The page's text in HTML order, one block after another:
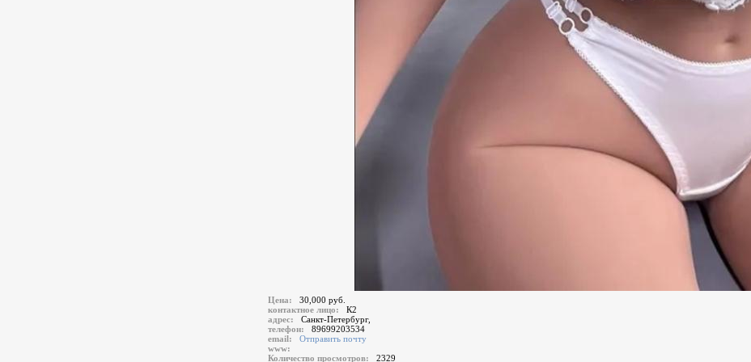
Цена:
30,000 руб.
контактное лицо:
К2
адрес:
Санкт-Петербург,
телефон:
89699203534
email:
Отправить почту
www:
Количество просмотров:
2329